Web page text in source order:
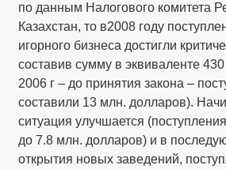
по данным Налогового комитета
Казахстан, то в2008 году
игорного бизнеса достигли
составив сумму в эквиваленте
2006 г – до принятия закона –
составили 13 млн. долларов).
ситуация улучшается
до 7.8 млн. долларов) и в
открытия новых заведений,